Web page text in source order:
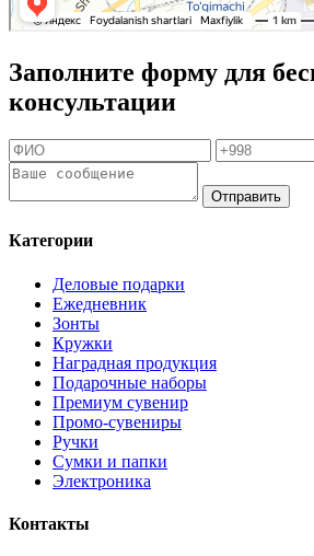
Заполните форму для
консультации
Отправить
Категории
Деловые подарки
Ежедневник
Зонты
Кружки
Наградная продукция
Подарочные наборы
Премиум сувенир
Промо-сувениры
Ручки
Сумки и папки
Электроника
Контакты